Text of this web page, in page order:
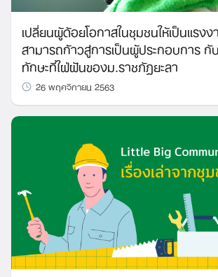
เปลี่ยนผู้ด้อยโอกาสในชุมชนให้เป็นแรง
สามารถก้าวสู่การเป็นผู้ประกอบการ กั
ทักษะที่ใฝ่ฝันของม.ราชภัฏยะลา
26 พฤศจิกายน 2563